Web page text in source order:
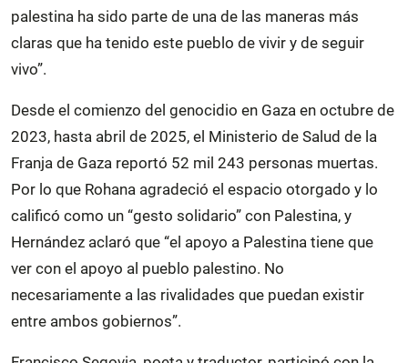
palestina ha sido parte de una de las maneras más
claras que ha tenido este pueblo de vivir y de seguir
vivo”.
Desde el comienzo del genocidio en Gaza en octubre de
2023, hasta abril de 2025, el Ministerio de Salud de la
Franja de Gaza reportó 52 mil 243 personas muertas.
Por lo que Rohana agradeció el espacio otorgado y lo
calificó como un “gesto solidario” con Palestina, y
Hernández aclaró que “el apoyo a Palestina tiene que
ver con el apoyo al pueblo palestino. No
necesariamente a las rivalidades que puedan existir
entre ambos gobiernos”.